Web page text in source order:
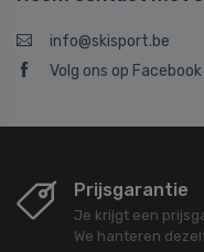
info@skisport.be
Volg ons op Facebook
Prijsgarantie
Je krijgt een
We hanteren